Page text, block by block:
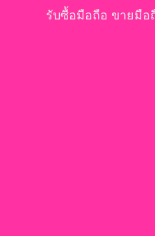
รับซื้อมือถือ ขายมือ